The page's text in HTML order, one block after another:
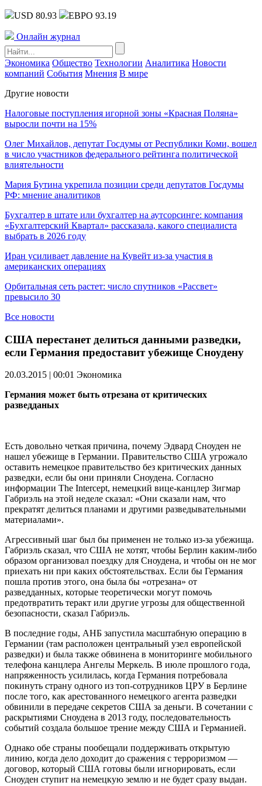
USD 80.93 ЕВРО 93.19
Онлайн журнал
Экономика Общество Технологии Аналитика Новости
компаний События Мнения В мире
Другие новости
Налоговые поступления игорной зоны «Красная Поляна»
выросли почти на 15%
Олег Михайлов, депутат Госдумы от Республики Коми, вошел
в число участников федерального рейтинга политической
влиятельности
Мария Бутина укрепила позиции среди депутатов Госдумы
РФ: мнение аналитиков
Бухгалтер в штате или бухгалтер на аутсорсинге: компания
«Бухгалтерский Квартал» рассказала, какого специалиста
выбрать в 2026 году
Иран усиливает давление на Кувейт из-за участия в
американских операциях
Орбитальная сеть растет: число спутников «Рассвет»
превысило 30
Все новости
США перестанет делиться данными разведки,
если Германия предоставит убежище Сноудену
20.03.2015 | 00:01 Экономика
Германия может быть отрезана от критических
разведданых
Есть довольно четкая причина, почему Эдвард Сноуден не
нашел убежище в Германии. Правительство США угрожало
оставить немецкое правительство без критических данных
разведки, если бы они приняли Сноудена. Согласно
информации The Intercept, немецкий вице-канцлер Зигмар
Габриэль на этой неделе сказал: «Они сказали нам, что
прекратят делиться планами и другими разведывательными
материалами».
Агрессивный шаг был бы применен не только из-за убежища.
Габриэль сказал, что США не хотят, чтобы Берлин каким-либо
образом организовал поездку для Сноудена, и чтобы он не мог
приехать ни при каких обстоятельствах. Если бы Германия
пошла против этого, она была бы «отрезана» от
разведданных, которые теоретически могут помочь
предотвратить теракт или другие угрозы для общественной
безопасности, сказал Габриэль.
В последние годы, АНБ запустила масштабную операцию в
Германии (там расположен центральный узел европейской
разведки) и была также обвинена в мониторинге мобильного
телефона канцлера Ангелы Меркель. В июле прошлого года,
напряженность усилилась, когда Германия потребовала
покинуть страну одного из топ-сотрудников ЦРУ в Берлине
после того, как арестованного немецкого агента разведки
обвинили в передаче секретов США за деньги. В сочетании с
раскрытиями Сноудена в 2013 году, последовательность
событий создала большое трение между США и Германией.
Однако обе страны пообещали поддерживать открытую
линию, когда дело доходит до сражения с терроризмом —
договор, который США готовы были игнорировать, если
Сноуден ступит на немецкую землю и не будет сразу выдан.